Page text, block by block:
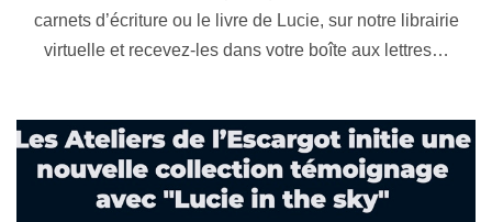
carnets d’écriture ou le livre de Lucie, sur notre librairie
virtuelle et recevez-les dans votre boîte aux lettres…